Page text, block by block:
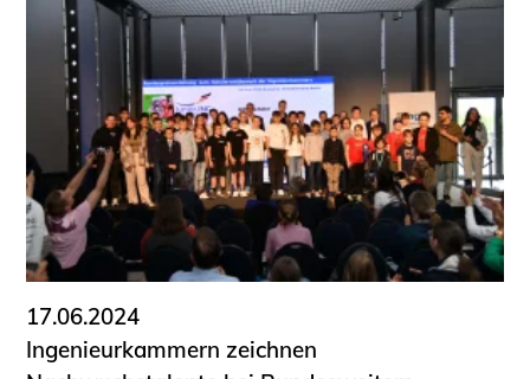
17.06.2024
Ingenieurkammern zeichnen